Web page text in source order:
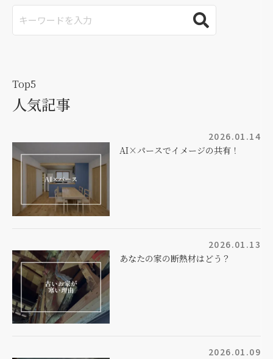
Top5
人気記事
2026.01.14
AI×パースでイメージの共有！
2026.01.13
あなたの家の断熱材はどう？
2026.01.09